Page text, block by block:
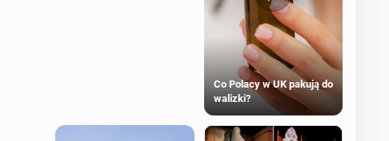
Co Polacy w UK pakują do
walizki?